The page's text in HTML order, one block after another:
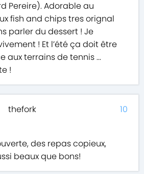
Pereire). Adorable au
fish and chips tres orignal
parler du dessert ! Je
! Et l’été ça doit être
aux terrains de tennis ...
!
thefork
des repas copieux,
beaux que bons!
10